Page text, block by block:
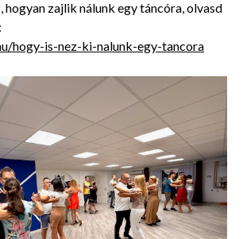
, hogyan zajlik nálunk egy táncóra, olvasd
hogy-is-nez-ki-nalunk-egy-tancora